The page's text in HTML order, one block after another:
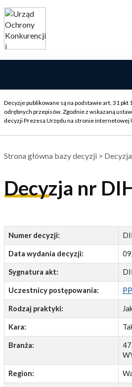
Decyzje publikowane są na podstawie art. 31
odrębnych przepisów. Zgodnie z wskazaną
decyzji Prezesa Urzędu na stronie internetowej
Strona główna bazy decyzji>
Decyzja nr
Numer decyzji:
Data wydania decyzji:
Sygnatura akt:
Uczestnicy postępowania:
Rodzaj praktyki:
Kara:
Branża:
Region: